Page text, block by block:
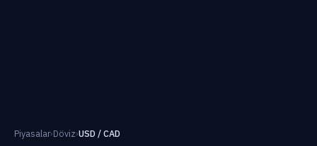
Piyasalar›Döviz›USD / CAD